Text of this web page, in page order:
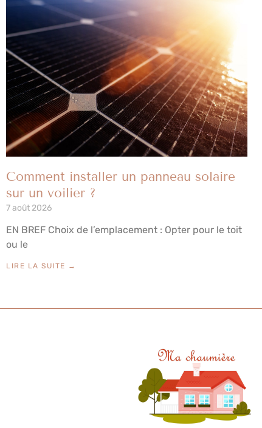
Comment installer un panneau solaire
sur un voilier ?
7 août 2026
EN BREF Choix de l’emplacement : Opter pour le toit
ou le
LIRE LA SUITE →